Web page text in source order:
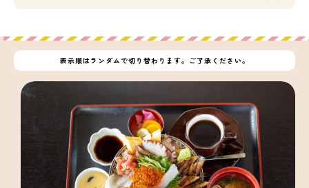
表示順はランダムで切り替わります。ご了承ください。